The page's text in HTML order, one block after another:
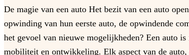
De magie van een auto Het bezit van een auto
opwinding van hun eerste auto, de opwindende
het gevoel van nieuwe mogelijkheden? Een auto
mobiliteit en ontwikkeling. Elk aspect van de